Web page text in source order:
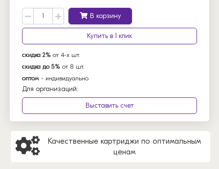
В корзину
Купить в 1 клик
скидка 2% от 4-х шт.
скидка до 5% от 8 шт.
оптом - индивидуально
Для организаций:
Выставить счет
Качественные картриджи по оптимальным
ценам